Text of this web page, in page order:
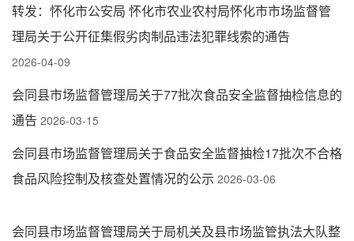
转发：怀化市公安局 怀化市农业农村局怀化市市场监督管
理局关于公开征集假劣肉制品违法犯罪线索的通告
2026-04-09
会同县市场监督管理局关于77批次食品安全监督抽检信息的
通告 2026-03-15
会同县市场监督管理局关于食品安全监督抽检17批次不合格
食品风险控制及核查处置情况的公示 2026-03-06
会同县市场监督管理局关于局机关及县市场监管执法大队整